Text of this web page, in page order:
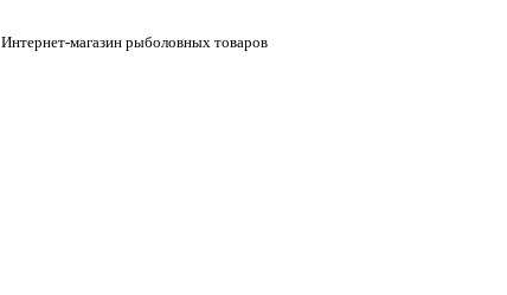
Интернет-магазин рыболовных товаров